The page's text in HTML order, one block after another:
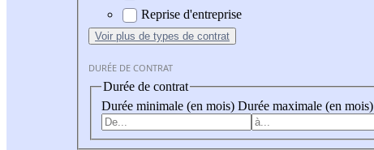
Reprise d'entreprise
Voir plus de types de contrat
DURÉE DE CONTRAT
Durée de contrat
Durée minimale (en mois) Durée maximale (en mois)